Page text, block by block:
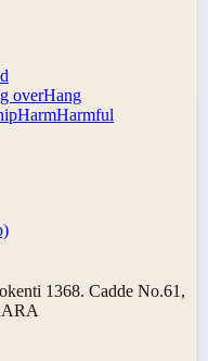
overHang
HarmHarmful
1368. Cadde No.61,